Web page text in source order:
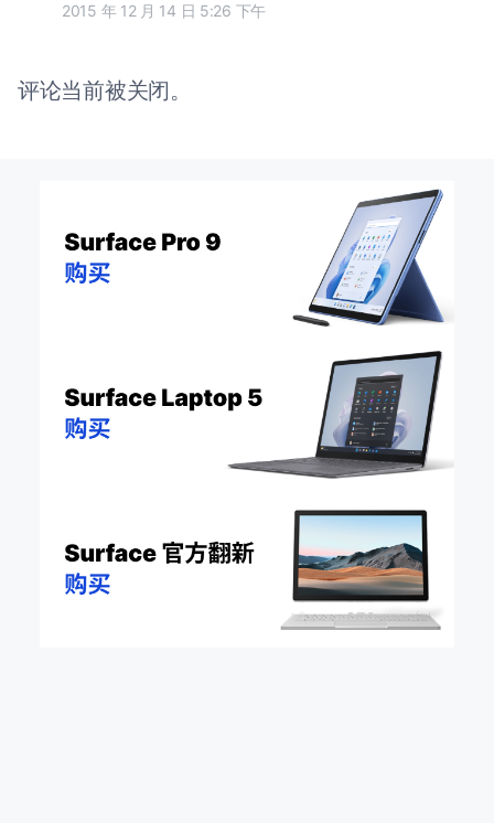
2015 年 12 月 14 日 5:26 下午
评论当前被关闭。